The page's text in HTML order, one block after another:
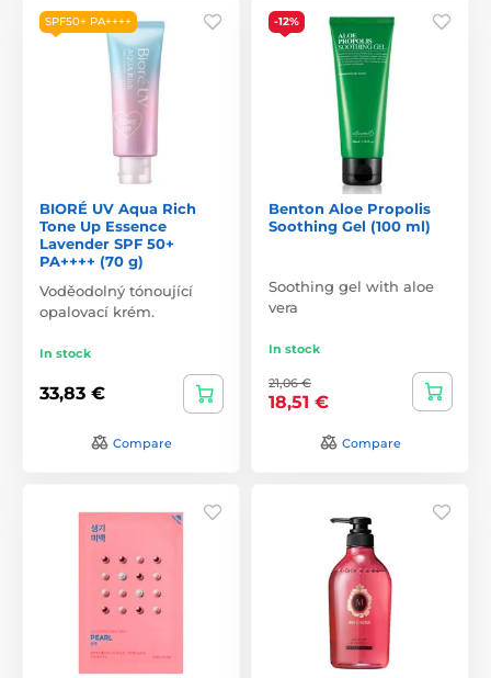
SPF50+ PA++++
BIORÉ UV Aqua Rich
Tone Up Essence
Lavender SPF 50+
PA++++ (70 g)
Voděodolný tónoující
opalovací krém.
In stock
33,83 €
Compare
-12%
Benton Aloe Propolis
Soothing Gel (100 ml)
Soothing gel with aloe
vera
In stock
21,06 €
18,51 €
Compare